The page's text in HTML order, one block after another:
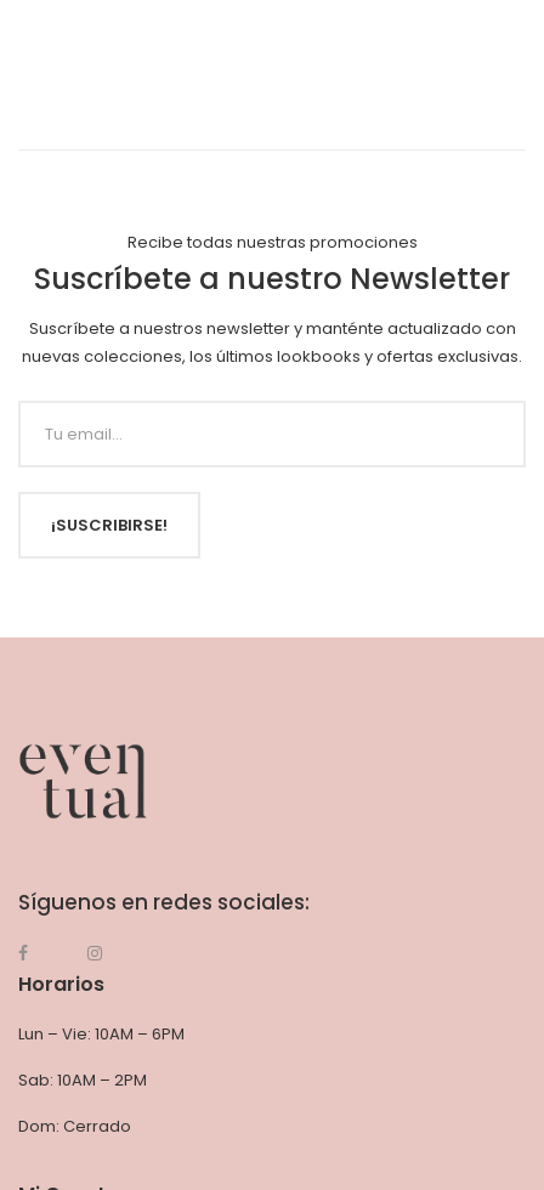
Recibe todas nuestras promociones
Suscríbete a nuestro Newsletter
Suscríbete a nuestros newsletter y manténte actualizado con
nuevas colecciones, los últimos lookbooks y ofertas exclusivas.
¡SUSCRIBIRSE!
Síguenos en redes sociales:
Horarios
Lun – Vie: 10AM – 6PM
Sab: 10AM – 2PM
Dom: Cerrado